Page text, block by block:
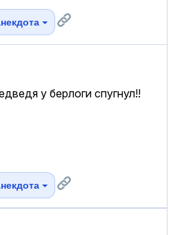
у берлоги спугнул!!